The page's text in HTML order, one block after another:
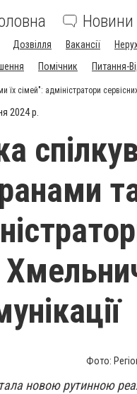
Новини
Дозвілля Вакансії
Помічник Питання-
сімей": адміністратори
2024 р.
Фото:
новою рутинною